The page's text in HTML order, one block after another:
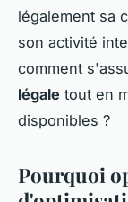
légalement sa
son activité
comment
légale tout en
disponibles ?
Pourquoi